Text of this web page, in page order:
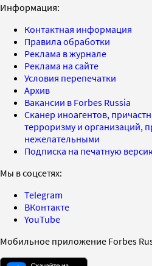
Информация:
Контактная информация
Правила обработки
Реклама в журнале
Реклама на сайте
Условия перепечатки
Архив
Вакансии в Forbes Russia
Сканер иноагентов,
терроризму и организаций,
нежелательными
Подписка на печатную
Мы в соцсетях:
Telegram
ВКонтакте
YouTube
Мобильное приложение Forbes